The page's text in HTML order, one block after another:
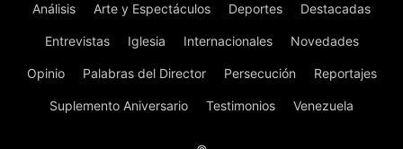
Análisis Arte y Espectáculos Deportes Destacadas
Entrevistas Iglesia Internacionales Novedades
Opinio Palabras del Director Persecución Reportajes
Suplemento Aniversario Testimonios Venezuela